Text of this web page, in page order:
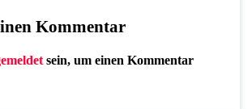
Kommentar
sein, um einen Kommentar